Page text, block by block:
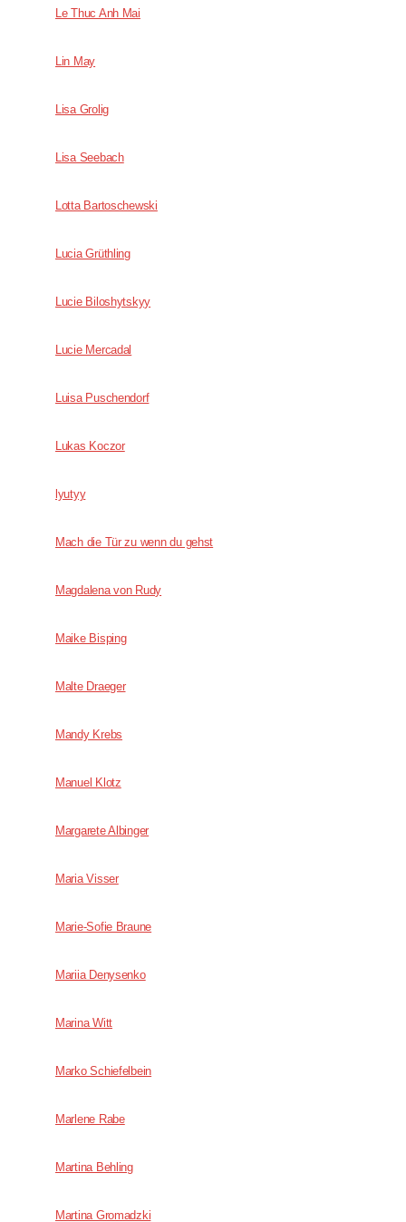
Le Thuc Anh Mai
Lin May
Lisa Grolig
Lisa Seebach
Lotta Bartoschewski
Lucia Grüthling
Lucie Biloshytskyy
Lucie Mercadal
Luisa Puschendorf
Lukas Koczor
lyutyy
Mach die Tür zu wenn du gehst
Magdalena von Rudy
Maike Bisping
Malte Draeger
Mandy Krebs
Manuel Klotz
Margarete Albinger
Maria Visser
Marie-Sofie Braune
Mariia Denysenko
Marina Witt
Marko Schiefelbein
Marlene Rabe
Martina Behling
Martina Gromadzki